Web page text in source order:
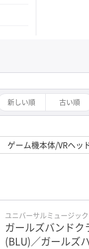
新しい順 古い順
ゲーム機本体/VRヘッ
ユニバーサルミュージック
ガールズバンド
(BLU)／ガールズ